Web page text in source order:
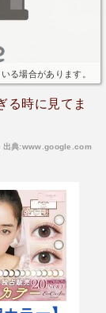
る場合があります。
る時に見てま
出典:www.google.com